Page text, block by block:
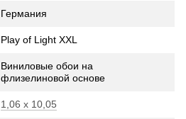
Германия
Play of Light XXL
Виниловые обои на
флизелиновой основе
1,06 х 10,05